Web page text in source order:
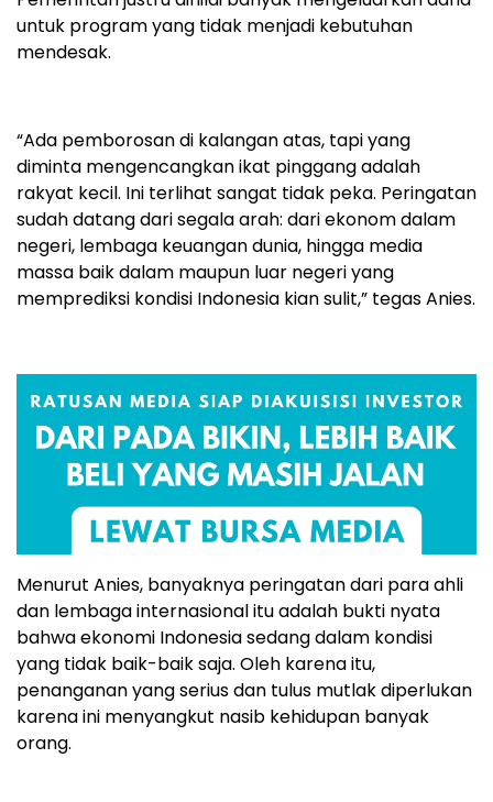
untuk program yang tidak menjadi kebutuhan
mendesak.
“Ada pemborosan di kalangan atas, tapi yang
diminta mengencangkan ikat pinggang adalah
rakyat kecil. Ini terlihat sangat tidak peka. Peringatan
sudah datang dari segala arah: dari ekonom dalam
negeri, lembaga keuangan dunia, hingga media
massa baik dalam maupun luar negeri yang
memprediksi kondisi Indonesia kian sulit,” tegas Anies.
Menurut Anies, banyaknya peringatan dari para ahli
dan lembaga internasional itu adalah bukti nyata
bahwa ekonomi Indonesia sedang dalam kondisi
yang tidak baik-baik saja. Oleh karena itu,
penanganan yang serius dan tulus mutlak diperlukan
karena ini menyangkut nasib kehidupan banyak
orang.